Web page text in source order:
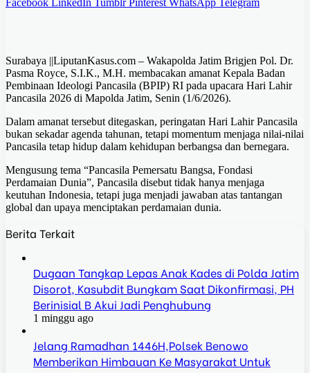
Facebook LinkedIn Tumblr Pinterest WhatsApp Telegram
Surabaya ||LiputanKasus.com – Wakapolda Jatim Brigjen Pol. Dr.
Pasma Royce, S.I.K., M.H. membacakan amanat Kepala Badan
Pembinaan Ideologi Pancasila (BPIP) RI pada upacara Hari Lahir
Pancasila 2026 di Mapolda Jatim, Senin (1/6/2026).
Dalam amanat tersebut ditegaskan, peringatan Hari Lahir Pancasila
bukan sekadar agenda tahunan, tetapi momentum menjaga nilai-nilai
Pancasila tetap hidup dalam kehidupan berbangsa dan bernegara.
Mengusung tema “Pancasila Pemersatu Bangsa, Fondasi
Perdamaian Dunia”, Pancasila disebut tidak hanya menjaga
keutuhan Indonesia, tetapi juga menjadi jawaban atas tantangan
global dan upaya menciptakan perdamaian dunia.
Berita Terkait
Dugaan Tangkap Lepas Anak Kades di Polda Jatim
Disorot, Kasubdit Bungkam Saat Dikonfirmasi, PH
Berinisial B Akui Jadi Penghubung
1 minggu ago
Jelang Ramadhan 1446H,Polsek Benowo
Memberikan Himbauan Ke Masyarakat Untuk